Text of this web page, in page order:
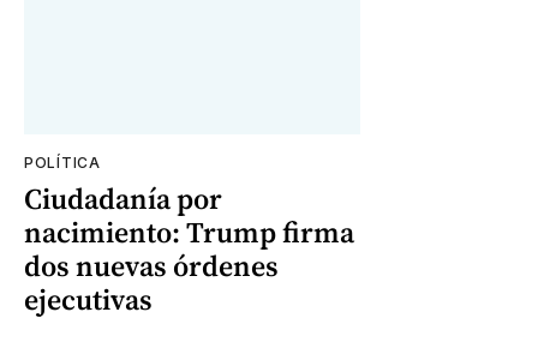
POLÍTICA
Ciudadanía por
nacimiento: Trump firma
dos nuevas órdenes
ejecutivas